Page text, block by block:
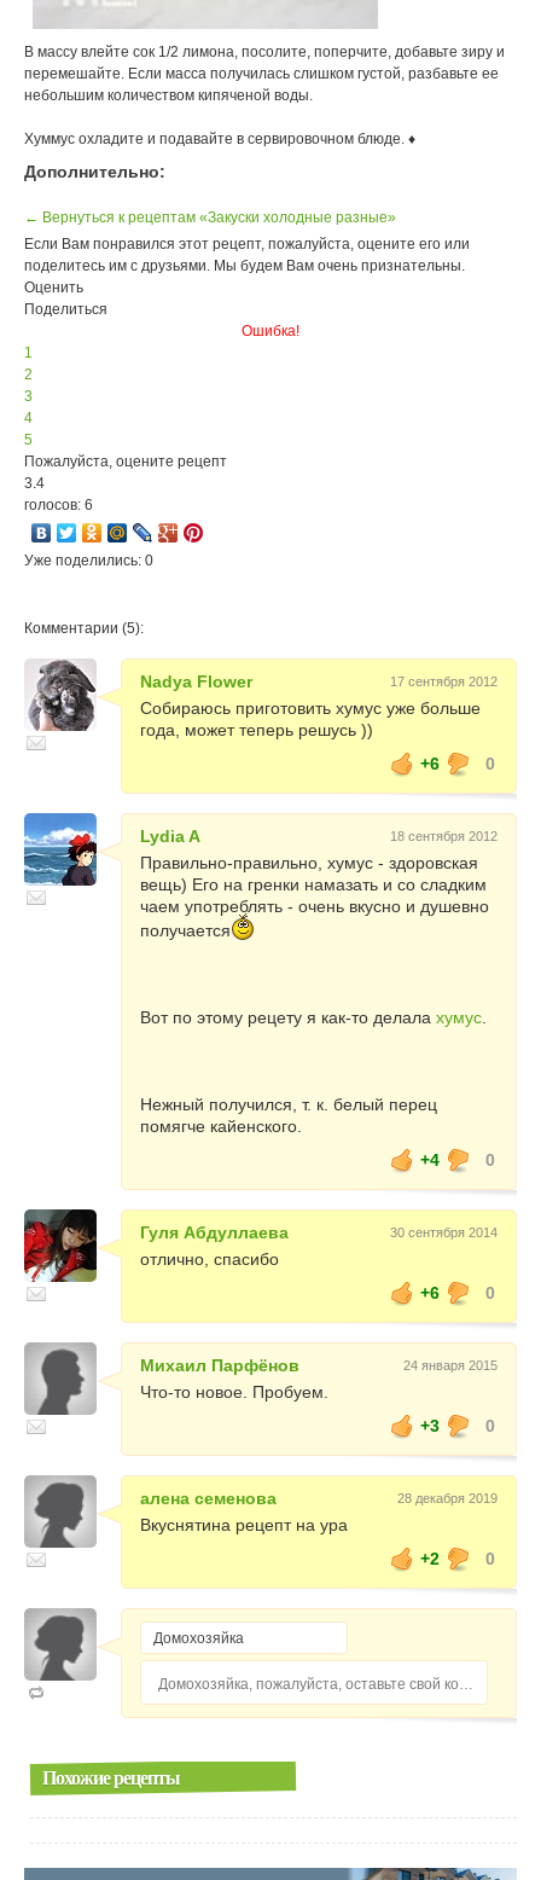
В массу влейте сок 1/2 лимона, посолите, поперчите, добавьте зиру и
перемешайте. Если масса получилась слишком густой, разбавьте ее
небольшим количеством кипяченой воды.
Хуммус охладите и подавайте в сервировочном блюде. ♦
Дополнительно:
← Вернуться к рецептам «Закуски холодные разные»
Если Вам понравился этот рецепт, пожалуйста, оцените его или
поделитесь им с друзьями. Мы будем Вам очень признательны.
Оценить
Поделиться
Ошибка!
1
2
3
4
5
Пожалуйста, оцените рецепт
3.4
голосов: 6
Уже поделились: 0
Комментарии (5):
Nadya Flower 17 сентября 2012
Собираюсь приготовить хумус уже больше
года, может теперь решусь ))
+6
0
Lydia A 18 сентября 2012
Правильно-правильно, хумус - здоровская
вещь) Его на гренки намазать и со сладким
чаем употреблять - очень вкусно и душевно
получается
Вот по этому рецету я как-то делала хумус.
Нежный получился, т. к. белый перец
помягче кайенского.
+4
0
Гуля Абдуллаева 30 сентября 2014
отлично, спасибо
+6
0
Михаил Парфёнов 24 января 2015
Что-то новое. Пробуем.
+3
0
алена семенова 28 декабря 2019
Вкуснятина рецепт на ура
+2
0
Домохозяйка, пожалуйста, оставьте свой комментарий...
Похожие рецепты